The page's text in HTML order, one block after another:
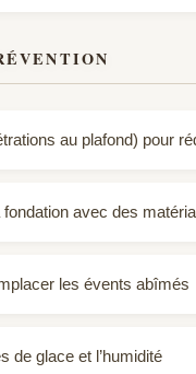
au plafond) pour
avec des
les évents abîmés
de glace et l’humidité